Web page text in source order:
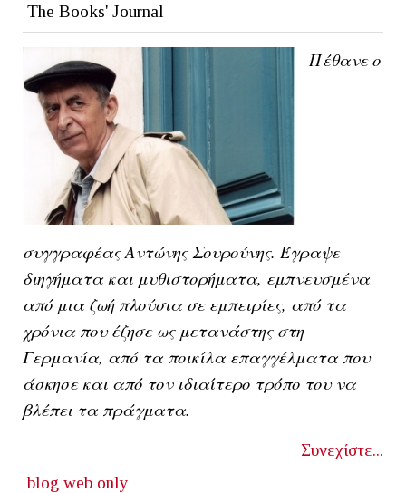
The Books' Journal
Πέθανε ο
συγγραφέας Αντώνης Σουρούνης. Έγραψε
διηγήματα και μυθιστορήματα, εμπνευσμένα
από μια ζωή πλούσια σε εμπειρίες, από τα
χρόνια που έζησε ως μετανάστης στη
Γερμανία, από τα ποικίλα επαγγέλματα που
άσκησε και από τον ιδιαίτερο τρόπο του να
βλέπει τα πράγματα.
Συνεχίστε...
blog web only